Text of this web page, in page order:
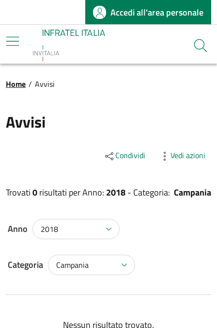
Salta al contenuto principaleAccedi all'area personale
Infratel
Briciole di pane
Home / Avvisi
Avvisi
Condividi Vedi azioni
Trovati0risultati perAnno: 2018- Categoria: Campania
Anno 2018
Categoria Campania
Nessun risultato trovato.